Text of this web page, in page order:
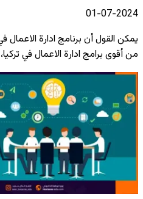
2024-07-01
يمكن القول أن برنامج ادارة
من أقوى برامج ادارة الاعمال في